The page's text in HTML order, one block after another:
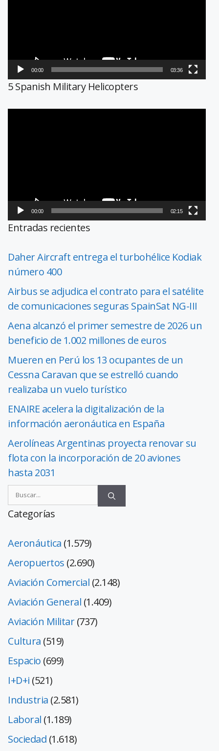
00:00 03:36
5 Spanish Military Helicopters
00:00 02:15
Entradas recientes
Daher Aircraft entrega el turbohélice Kodiak
número 400
Airbus se adjudica el contrato para el satélite
de comunicaciones seguras SpainSat NG-III
Aena alcanzó el primer semestre de 2026 un
beneficio de 1.002 millones de euros
Mueren en Perú los 13 ocupantes de un
Cessna Caravan que se estrelló cuando
realizaba un vuelo turístico
ENAIRE acelera la digitalización de la
información aeronáutica en España
Aerolíneas Argentinas proyecta renovar su
flota con la incorporación de 20 aviones
hasta 2031
Categorías
Aeronáutica (1.579)
Aeropuertos (2.690)
Aviación Comercial (2.148)
Aviación General (1.409)
Aviación Militar(737)
Cultura (519)
Espacio (699)
I+D+i (521)
Industria (2.581)
Laboral (1.189)
Sociedad (1.618)